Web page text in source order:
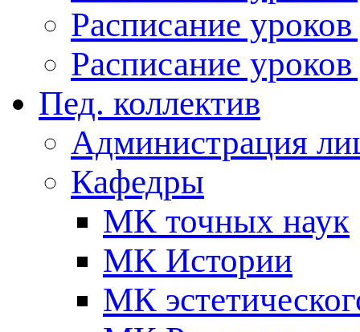
Расписание
Расписание
Пед. коллектив
Администрация
Кафедры
МК точных наук
МК Истории
МК